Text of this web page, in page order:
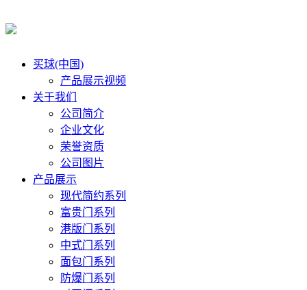
买球(中国)
产品展示视频
关于我们
公司简介
企业文化
荣誉资质
公司图片
产品展示
现代简约系列
富贵门系列
港版门系列
中式门系列
面包门系列
防爆门系列